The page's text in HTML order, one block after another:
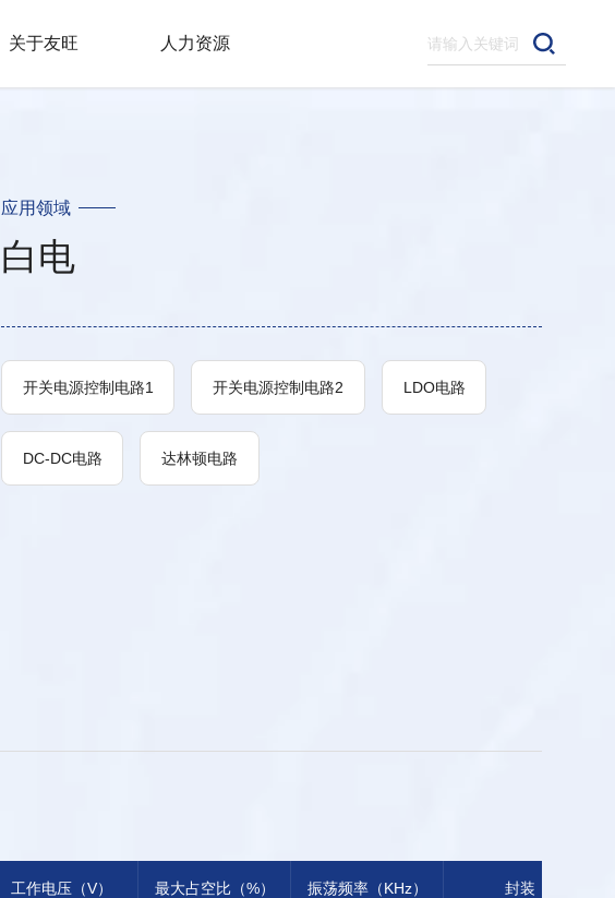
关于友旺 人力资源
应用领域
白电
开关电源控制电路1 开关电源控制电路2 LDO电路
DC-DC电路 达林顿电路
工作电压（V） 最大占空比（%） 振荡频率（KHz） 封装